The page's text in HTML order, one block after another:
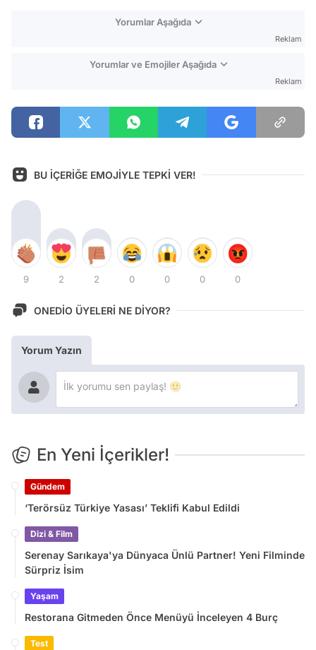
Yorumlar Aşağıda
Reklam
Yorumlar ve Emojiler Aşağıda
Reklam
BU İÇERİĞE EMOJİYLE TEPKİ VER!
9 2 2 0 0 0 0
ONEDİO ÜYELERİ NE DİYOR?
Yorum Yazın
En Yeni İçerikler!
Gündem
‘Terörsüz Türkiye Yasası’ Teklifi Kabul Edildi
Dizi & Film
Serenay Sarıkaya'ya Dünyaca Ünlü Partner! Yeni Filminde
Sürpriz İsim
Yaşam
Restorana Gitmeden Önce Menüyü İnceleyen 4 Burç
Test